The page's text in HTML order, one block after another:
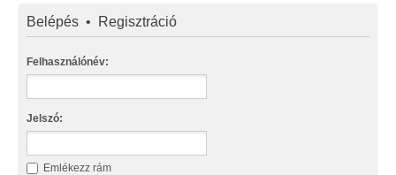
Belépés • Regisztráció
Felhasználónév:
Jelszó:
Emlékezz rám